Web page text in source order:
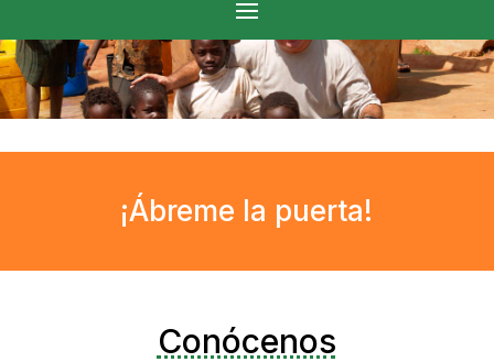
¡Ábreme la puerta!
Conócenos